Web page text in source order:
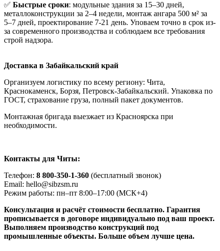
✅ Быстрые сроки: модульные здания за 15–30 дней,
металлоконструкции за 2–4 недели, монтаж ангара 500 м² за
5–7 дней, проектирование 7-21 день. Уповаем точно в срок из-
за современного производства и соблюдаем все требования
строй надзора.
Доставка в Забайкальский край
Организуем логистику по всему региону: Чита,
Краснокаменск, Борзя, Петровск-Забайкальский. Упаковка по
ГОСТ, страхование груза, полный пакет документов.
Монтажная бригада выезжает из Красноярска при
необходимости.
Контакты для Читы:
Телефон: 8 800-350-1-360 (бесплатный звонок)
Email: hello@sibzsm.ru
Режим работы: пн–пт 8:00–17:00 (МСК+4)
Консультация и расчёт стоимости бесплатно. Гарантия
прописывается в договоре индивидуально под ваш проект.
Выполняем производство конструкций под
промышленные объекты. Больше объем лучше цена.